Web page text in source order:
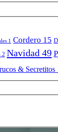
1 Cordero 15
2 Navidad 49
& Secretitos